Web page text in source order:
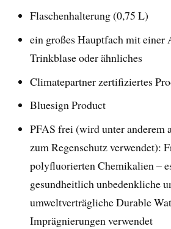
Flaschenhalterung (0,75 L)
ein großes Hauptfach mit
Trinkblase oder ähnliches
Climatepartner zertifiziertes
Bluesign Product
PFAS frei (wird unter anderem
zum Regenschutz verwendet):
polyfluorierten Chemikalien –
gesundheitlich unbedenkliche
umweltverträgliche Durable
Imprägnierungen verwendet